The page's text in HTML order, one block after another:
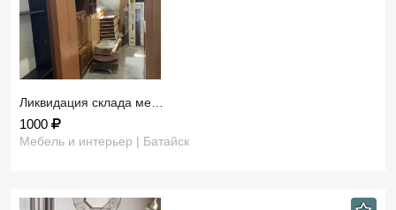
Ликвидация склада ме…
1000
Мебель и интерьер | Батайск